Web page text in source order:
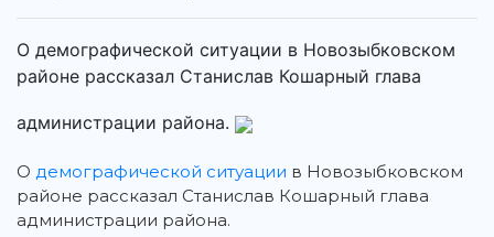
О демографической ситуации в Новозыбковском
районе рассказал Станислав Кошарный глава
администрации района.
О демографической ситуации в Новозыбковском
районе рассказал Станислав Кошарный глава
администрации района.